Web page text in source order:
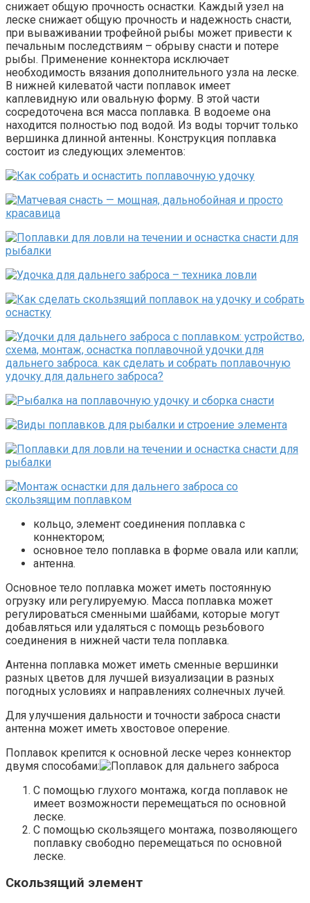
снижает общую прочность оснастки. Каждый узел на
леске снижает общую прочность и надежность снасти,
при вываживании трофейной рыбы может привести к
печальным последствиям – обрыву снасти и потере
рыбы. Применение коннектора исключает
необходимость вязания дополнительного узла на леске.
В нижней килеватой части поплавок имеет
каплевидную или овальную форму. В этой части
сосредоточена вся масса поплавка. В водоеме она
находится полностью под водой. Из воды торчит только
вершинка длинной антенны. Конструкция поплавка
состоит из следующих элементов:
кольцо, элемент соединения поплавка с
коннектором;
основное тело поплавка в форме овала или капли;
антенна.
Основное тело поплавка может иметь постоянную
огрузку или регулируемую. Масса поплавка может
регулироваться сменными шайбами, которые могут
добавляться или удаляться с помощь резьбового
соединения в нижней части тела поплавка.
Антенна поплавка может иметь сменные вершинки
разных цветов для лучшей визуализации в разных
погодных условиях и направлениях солнечных лучей.
Для улучшения дальности и точности заброса снасти
антенна может иметь хвостовое оперение.
Поплавок крепится к основной леске через коннектор
двумя способами:
С помощью глухого монтажа, когда поплавок не
имеет возможности перемещаться по основной
леске.
С помощью скользящего монтажа, позволяющего
поплавку свободно перемещаться по основной
леске.
Скользящий элемент